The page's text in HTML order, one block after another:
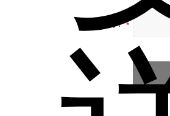
验证码：